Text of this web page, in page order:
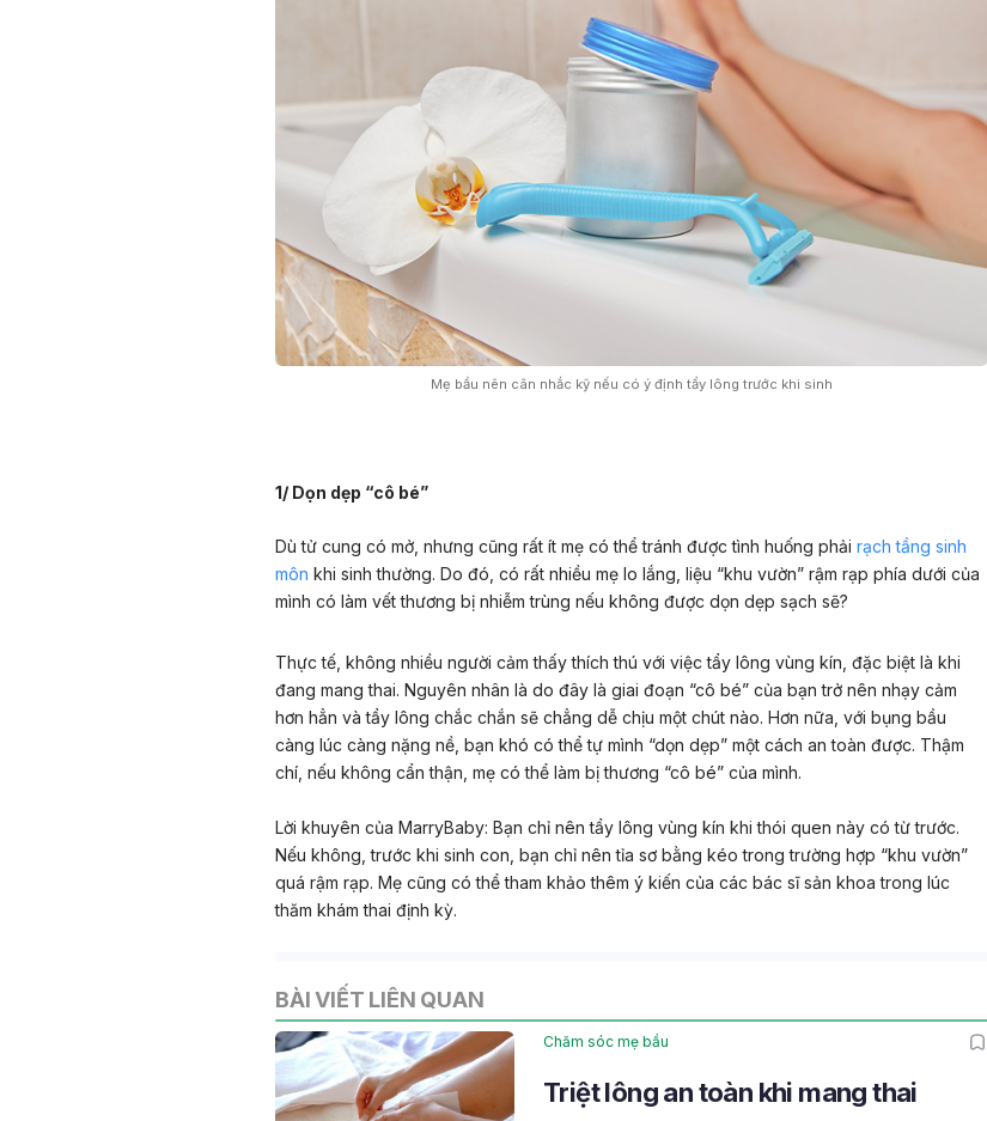
Mẹ bầu nên cân nhắc kỹ nếu có ý định tẩy lông trước khi sinh
1/ Dọn dẹp “cô bé”
Dù tử cung có mở, nhưng cũng rất ít mẹ có thể tránh được tình huống phải rạch tầng sinh
môn khi sinh thường. Do đó, có rất nhiều mẹ lo lắng, liệu “khu vườn” rậm rạp phía dưới của
mình có làm vết thương bị nhiễm trùng nếu không được dọn dẹp sạch sẽ?
Thực tế, không nhiều người cảm thấy thích thú với việc tẩy lông vùng kín, đặc biệt là khi
đang mang thai. Nguyên nhân là do đây là giai đoạn “cô bé” của bạn trở nên nhạy cảm
hơn hẳn và tẩy lông chắc chắn sẽ chẳng dễ chịu một chút nào. Hơn nữa, với bụng bầu
càng lúc càng nặng nề, bạn khó có thể tự mình “dọn dẹp” một cách an toàn được. Thậm
chí, nếu không cẩn thận, mẹ có thể làm bị thương “cô bé” của mình.
Lời khuyên của MarryBaby: Bạn chỉ nên tẩy lông vùng kín khi thói quen này có từ trước.
Nếu không, trước khi sinh con, bạn chỉ nên tỉa sơ bằng kéo trong trường hợp “khu vườn”
quá rậm rạp. Mẹ cũng có thể tham khảo thêm ý kiến của các bác sĩ sản khoa trong lúc
thăm khám thai định kỳ.
BÀI VIẾT LIÊN QUAN
Chăm sóc mẹ bầu
Triệt lông an toàn khi mang thai